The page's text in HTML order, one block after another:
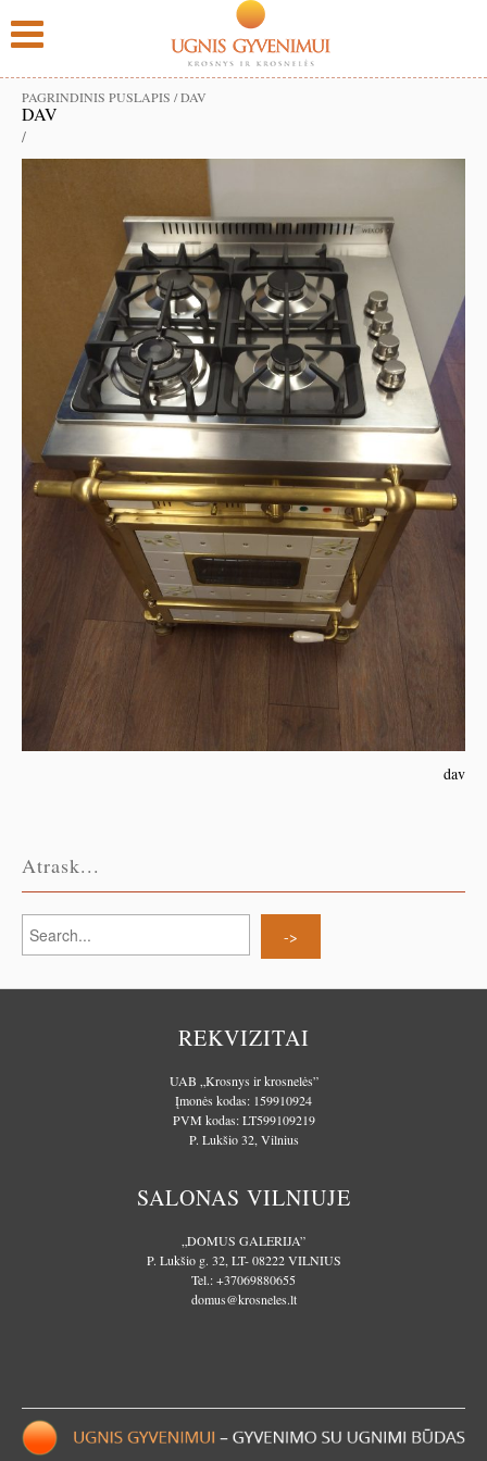
PAGRINDINIS PUSLAPIS /DAV
DAV
/
dav
Atrask...
REKVIZITAI
UAB „Krosnys ir krosnelės”
Įmonės kodas: 159910924
PVM kodas: LT599109219
P. Lukšio 32, Vilnius
SALONAS VILNIUJE
„DOMUS GALERIJA”
P. Lukšio g. 32, LT- 08222 VILNIUS
Tel.:+37069880655
domus@krosneles.lt